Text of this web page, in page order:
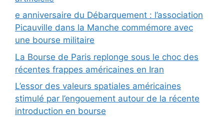
e anniversaire du Débarquement : l’association
Picauville dans la Manche commémore avec
une bourse militaire
La Bourse de Paris replonge sous le choc des
récentes frappes américaines en Iran
L’essor des valeurs spatiales américaines
stimulé par l’engouement autour de la récente
introduction en bourse